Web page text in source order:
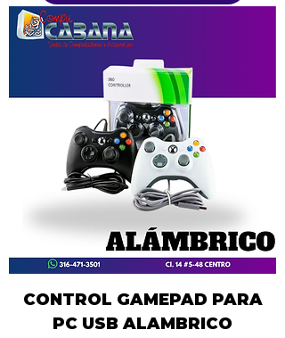
CONTROL GAMEPAD PARA
PC USB ALAMBRICO